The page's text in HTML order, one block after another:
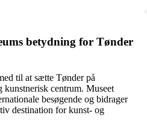
betydning for Tønder
til at sætte Tønder på
centrum. Museet
besøgende og bidrager
destination for kunst- og